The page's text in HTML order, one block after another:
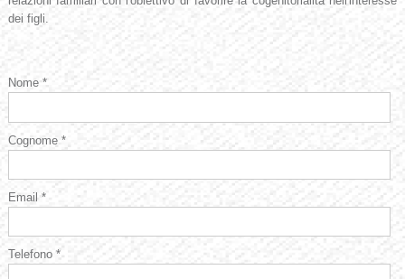
dei figli.
Nome *
Cognome *
Email *
Telefono *